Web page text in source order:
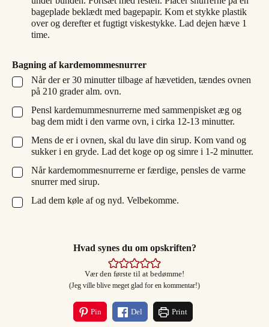
bageplade beklædt med bagepapir. Kom et stykke plastik
over og derefter et fugtigt viskestykke. Lad dejen hæve 1
time.
Bagning af kardemommesnurrer
▢
Når der er 30 minutter tilbage af hævetiden, tændes ovnen
på 210 grader alm. ovn.
▢
Pensl kardemummesnurrerne med sammenpisket æg og
bag dem midt i den varme ovn, i cirka 12-13 minutter.
▢
Mens de er i ovnen, skal du lave din sirup. Kom vand og
sukker i en gryde. Lad det koge op og simre i 1-2 minutter.
▢
Når kardemommesnurrerne er færdige, pensles de varme
snurrer med sirup.
▢
Lad dem køle af og nyd. Velbekomme.
Hvad synes du om opskriften?
Vær den første til at bedømme!
(Jeg ville blive meget glad for en kommentar!)
Pin Del Print